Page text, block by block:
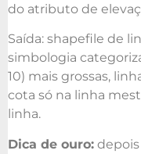
do atributo de
Saída: shapefile de
simbologia
10) mais grossas,
cota só na linha
linha.
Dica de ouro: depois